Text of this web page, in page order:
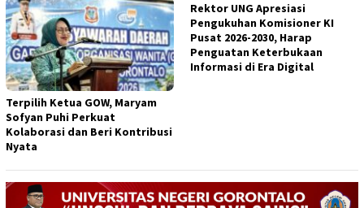
Terpilih Ketua GOW, Maryam
Sofyan Puhi Perkuat
Kolaborasi dan Beri Kontribusi
Nyata
Rektor UNG Apresiasi
Pengukuhan Komisioner KI
Pusat 2026-2030, Harap
Penguatan Keterbukaan
Informasi di Era Digital